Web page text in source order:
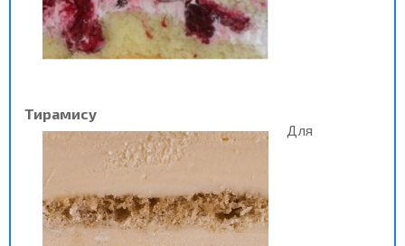
Тирамису
Для